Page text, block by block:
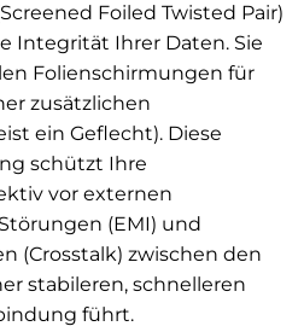
Foiled Twisted Pair)
Integrität Ihrer Daten. Sie
Folienschirmungen für
zusätzlichen
ein Geflecht). Diese
schützt Ihre
vor externen
(EMI) und
(Crosstalk) zwischen den
stabileren, schnelleren
führt.